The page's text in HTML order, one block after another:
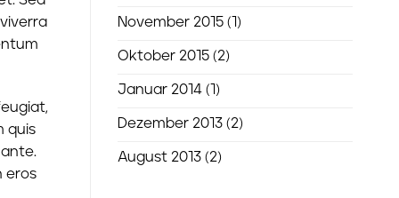
quis
eros
November 2015 (1)
Oktober 2015 (2)
Januar 2014 (1)
Dezember 2013 (2)
August 2013 (2)